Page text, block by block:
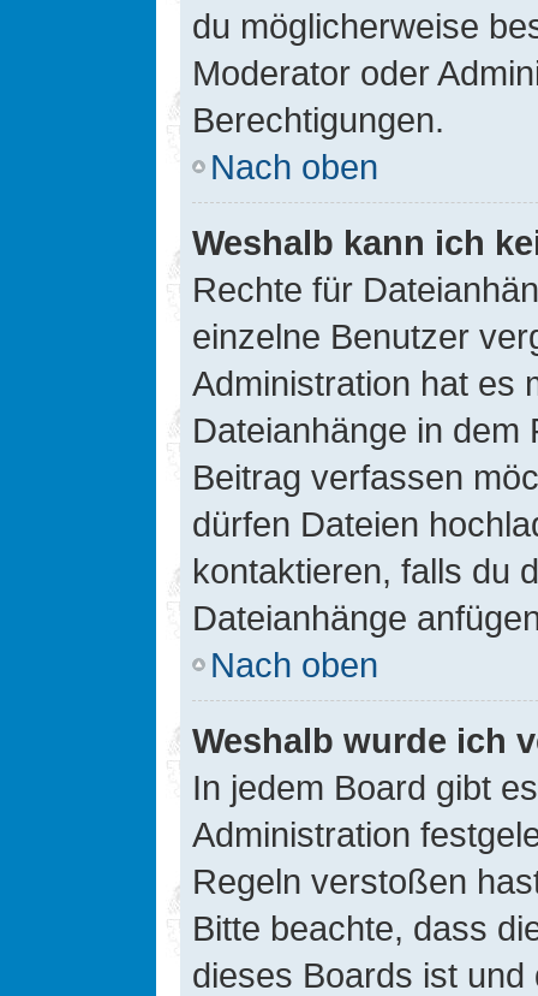
du möglicherweise
Moderator oder
Berechtigungen.
Nach oben
Weshalb kann ich
Rechte für
einzelne Benutzer
Administration hat es
Dateianhänge in dem
Beitrag verfassen
dürfen Dateien
kontaktieren, falls du
Dateianhänge
Nach oben
Weshalb wurde ich
In jedem Board gibt
Administration
Regeln verstoßen
Bitte beachte, dass
dieses Boards ist